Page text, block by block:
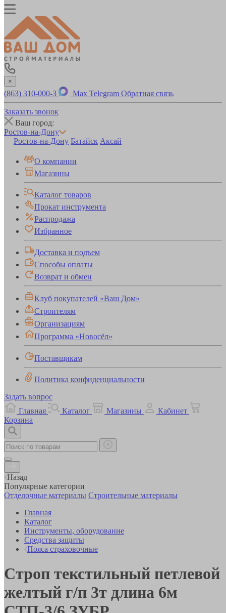
×
(863) 310-000-3 Max Telegram Обратная связь
Заказать звонок
Ваш город:
Ростов-на-Дону
Ростов-на-Дону Батайск Аксай
О компании
Магазины
Каталог товаров
Прокат инструмента
Распродажа
Избранное
Доставка и подъем
Способы оплаты
Возврат и обмен
Клуб покупателей «Ваш Дом»
Строителям
Организациям
Программа «Новосёл»
Поставщикам
Политика конфиденциальности
Задать вопрос
Главная
Каталог Магазины
Кабинет
Корзина
Назад
Популярные категории
Отделочные материалы Строительные материалы
Главная
Каталог
Инструменты, оборудование
Средства защиты
Пояса страховочные
Строп текстильный петлевой
желтый г/п 3т длина 6м